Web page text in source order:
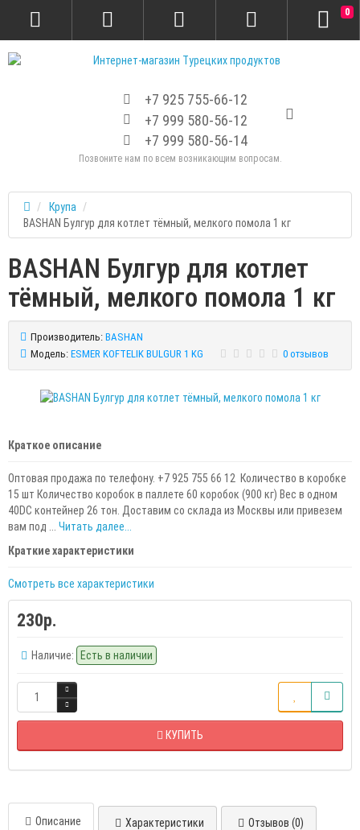
+7 925 755-66-12
+7 999 580-56-12
+7 999 580-56-14
Позвоните нам по всем возникающим вопросам.
0
Крупа
BASHAN Булгур для котлет тёмный, мелкого помола 1 кг
BASHAN Булгур для котлет
тёмный, мелкого помола 1 кг
Производитель: BASHAN
Модель: ESMER KOFTELIK BULGUR 1 KG 0 отзывов
Краткое описание
Оптовая продажа по телефону. +7 925 755 66 12 Количество в коробке
15 шт Количество коробок в паллете 60 коробок (900 кг) Вес в одном
40DC контейнер 26 тон. Доставим со склада из Москвы или привезем
вам под ... Читать далее...
Краткие характеристики
Смотреть все характеристики
230р.
Наличие: Есть в наличии
КУПИТЬ
Описание Характеристики Отзывов (0)